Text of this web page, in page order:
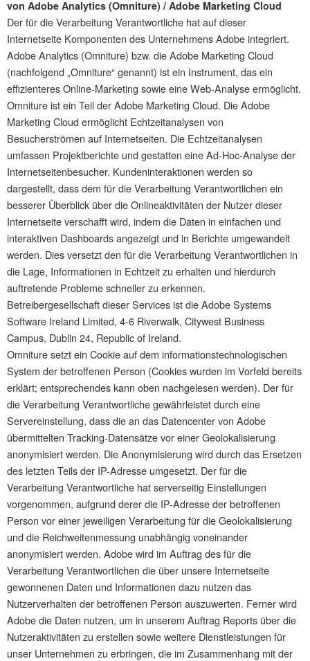
von Adobe Analytics (Omniture) / Adobe Marketing Cloud
Der für die Verarbeitung Verantwortliche hat auf dieser
Internetseite Komponenten des Unternehmens Adobe integriert.
Adobe Analytics (Omniture) bzw. die Adobe Marketing Cloud
(nachfolgend „Omniture“ genannt) ist ein Instrument, das ein
effizienteres Online-Marketing sowie eine Web-Analyse ermöglicht.
Omniture ist ein Teil der Adobe Marketing Cloud. Die Adobe
Marketing Cloud ermöglicht Echtzeitanalysen von
Besucherströmen auf Internetseiten. Die Echtzeitanalysen
umfassen Projektberichte und gestatten eine Ad-Hoc-Analyse der
Internetseitenbesucher. Kundeninteraktionen werden so
dargestellt, dass dem für die Verarbeitung Verantwortlichen ein
besserer Überblick über die Onlineaktivitäten der Nutzer dieser
Internetseite verschafft wird, indem die Daten in einfachen und
interaktiven Dashboards angezeigt und in Berichte umgewandelt
werden. Dies versetzt den für die Verarbeitung Verantwortlichen in
die Lage, Informationen in Echtzeit zu erhalten und hierdurch
auftretende Probleme schneller zu erkennen.
Betreibergesellschaft dieser Services ist die Adobe Systems
Software Ireland Limited, 4-6 Riverwalk, Citywest Business
Campus, Dublin 24, Republic of Ireland.
Omniture setzt ein Cookie auf dem informationstechnologischen
System der betroffenen Person (Cookies wurden im Vorfeld bereits
erklärt; entsprechendes kann oben nachgelesen werden). Der für
die Verarbeitung Verantwortliche gewährleistet durch eine
Servereinstellung, dass die an das Datencenter von Adobe
übermittelten Tracking-Datensätze vor einer Geolokalisierung
anonymisiert werden. Die Anonymisierung wird durch das Ersetzen
des letzten Teils der IP-Adresse umgesetzt. Der für die
Verarbeitung Verantwortliche hat serverseitig Einstellungen
vorgenommen, aufgrund derer die IP-Adresse der betroffenen
Person vor einer jeweiligen Verarbeitung für die Geolokalisierung
und die Reichweitenmessung unabhängig voneinander
anonymisiert werden. Adobe wird im Auftrag des für die
Verarbeitung Verantwortlichen die über unsere Internetseite
gewonnenen Daten und Informationen dazu nutzen das
Nutzerverhalten der betroffenen Person auszuwerten. Ferner wird
Adobe die Daten nutzen, um in unserem Auftrag Reports über die
Nutzeraktivitäten zu erstellen sowie weitere Dienstleistungen für
unser Unternehmen zu erbringen, die im Zusammenhang mit der